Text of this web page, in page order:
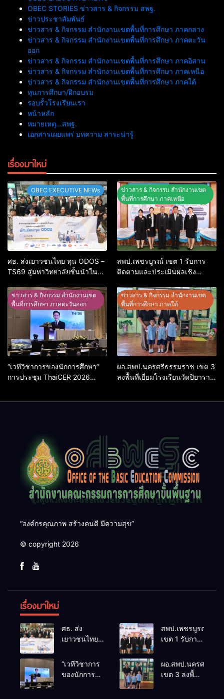
OBEC STORIES ข่าวสาร & กิจกรรม สพฐ.
ข่าวประชาสัมพันธ์
ข่าวสาร & กิจกรรม สำนักงานเขตพื้นที่การศึกษา ภาคกลาง
ข่าวสาร & กิจกรรม สำนักงานเขตพื้นที่การศึกษา ภาคตะวัน
ออก
ข่าวสาร & กิจกรรม สำนักงานเขตพื้นที่การศึกษา ภาคอิสาน
ข่าวสาร & กิจกรรม สำนักงานเขตพื้นที่การศึกษา ภาคเหนือ
ข่าวสาร & กิจกรรม สำนักงานเขตพื้นที่การศึกษา ภาคใต้
ทุนการศึกษา/ฝึกอบรม
รอบรั้วโรงเรียนเรา
หน้าหลัก
หมายเหตุ…สพฐ.
เอกสารเผยแพร่ บทความ สาระน่ารู้
เรื่องมาใหม่
OBEC EXECUTIVE NEWs
ศธ. ส่งเยาวชนไทย ทุน ODOS –
TS69 สู่มหาวิทยาลัยชั้นนำในสห
คุณภาพพร้อมกลับมาพัฒนา
ประเทศ
ข่าวสาร & กิจกรรม สำนักงานเขต
พื้นที่การศึกษา ภาคเหนือ
สพป.เพชรบูรณ์ เขต 1 รับการ
ติดตามและประเมินผลเชิง
ต้นแบบ” ระดับประเทศ รุ่นที่ 3
ประจำปีงบประมาณ พ.ศ. 2569
ข่าวสาร & กิจกรรม สำนักงานเขต
พื้นที่การศึกษา ภาคตะวันออก
“เวทีวิชาการของนักการศึกษา”
การประชุม ThaiCER 2026
ข่าวสาร & กิจกรรม สำนักงานเขต
พื้นที่การศึกษา ภาคใต้
ผอ.สพป.นครศรีธรรมราช เขต 3
ลงพื้นที่เยี่ยมโรงเรียนวัดปิยาราม
“องค์กรคุณภาพ สร้างคนดี มีความสุข”
© copyright 2026
เรื่องมาใหม่
ศธ. ส่ง
เยาวชนไทย
TS69 สู่
มหาวิทยาลัย
สพป.เพชรบูรณ์
เขต 1 รับการ
ประเมินผล
เชิงประจักษ์
“เวทีวิชาการ
ของนักการ
ผอ.สพป.นครศรีธรร
เขต 3 ลงพื้นที่